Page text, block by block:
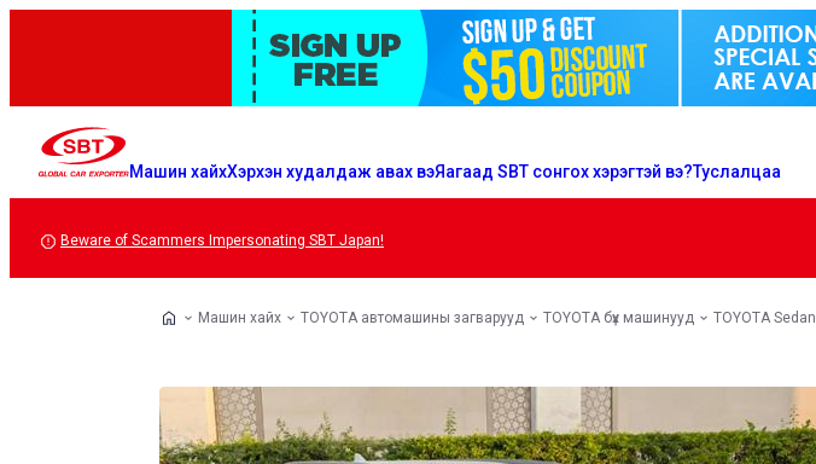
Машин хайхХэрхэн худалдаж авах вэЯагаад SBT сонгох хэрэгтэй вэ?Туслалцаа
Beware of Scammers Impersonating SBT Japan!
Машин хайх TOYOTA автомашины загварууд TOYOTA бүх машинууд TOYOTA Sedan